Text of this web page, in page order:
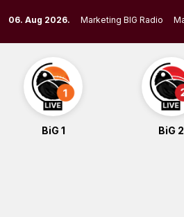
to
content
06. Aug 2026. Marketing BIG Radio
BiG 1 BiG 2